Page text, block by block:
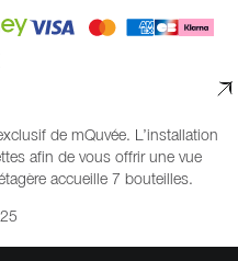
de mQuvée. L’installation
afin de vous offrir une vue
accueille 7 bouteilles.